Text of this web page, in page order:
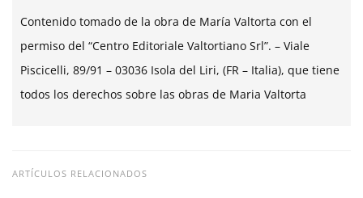
Contenido tomado de la obra de María Valtorta con el
permiso del “Centro Editoriale Valtortiano Srl”. – Viale
Piscicelli, 89/91 – 03036 Isola del Liri, (FR – Italia), que tiene
todos los derechos sobre las obras de Maria Valtorta
ARTÍCULOS RELACIONADOS